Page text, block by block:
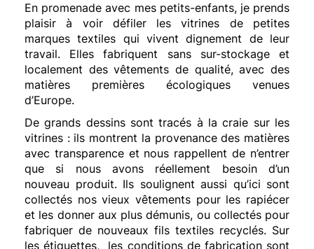
En promenade avec mes petits-enfants, je prends
plaisir à voir défiler les vitrines de petites
marques textiles qui vivent dignement de leur
travail. Elles fabriquent sans sur-stockage et
localement des vêtements de qualité, avec des
matières premières écologiques venues
d’Europe.
De grands dessins sont tracés à la craie sur les
vitrines : ils montrent la provenance des matières
avec transparence et nous rappellent de n’entrer
que si nous avons réellement besoin d’un
nouveau produit. Ils soulignent aussi qu’ici sont
collectés nos vieux vêtements pour les rapiécer
et les donner aux plus démunis, ou collectés pour
fabriquer de nouveaux fils textiles recyclés. Sur
les étiquettes, les conditions de fabrication sont